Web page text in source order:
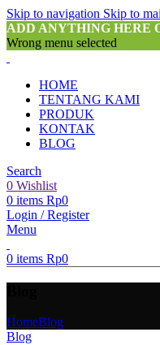
Skip to navigation Skip to
ADD ANYTHING HERE
Wrong menu selected
HOME
TENTANG KAMI
PRODUK
KONTAK
BLOG
Search
0 Wishlist
0 items Rp0
Login / Register
Menu
0 items Rp0
HomeBlog
Blog